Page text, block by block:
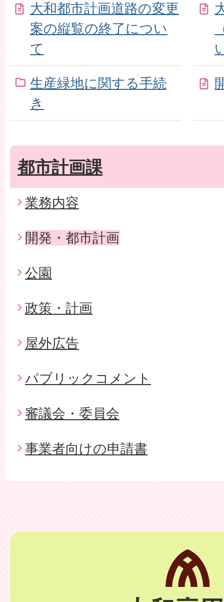
大和都市計画道路の変更
案の縦覧の終了につい
て
生産緑地に関する手続
き
都市計画課
業務内容
開発・都市計画
公園
政策・計画
屋外広告
パブリックコメント
審議会・委員会
事業者向けの申請書